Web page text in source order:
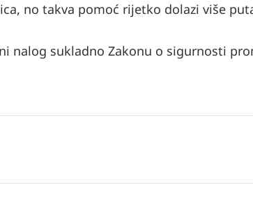
no takva pomoć rijetko dolazi više
nalog sukladno Zakonu o sigurnosti